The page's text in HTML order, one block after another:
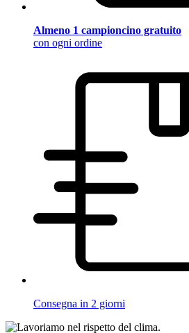
Almeno 1 campioncino gratuito
con ogni ordine
Consegna in 2 giorni